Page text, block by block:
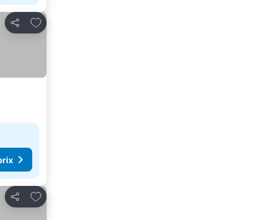
Partager
Ajouter à mes favoris
Partager
Ajouter à mes favoris